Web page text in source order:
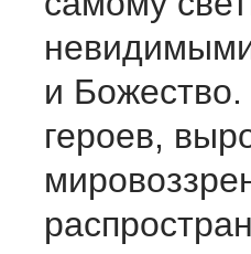
и
героев,